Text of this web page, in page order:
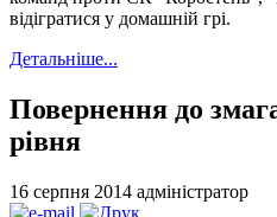
відігратися у домашній грі.
Детальніше...
Повернення до
рівня
16 серпня 2014 адміністратор